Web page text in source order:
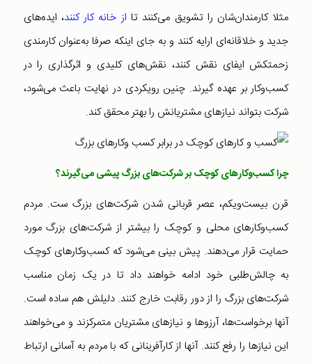
مثلا کارمندان‌شان را تشویق می‌کنند تا از خانه کار کنند، ایده‌های
جدید و خلاقانه‌‌ای ارایه کنند و به جای اینکه صرفا به‌عنوان کارمندی
زحمتکش ایفای نقش کنند، نقش‌های کلیدی و اثرگذاری را در
کسب‌و‌کار بر عهده گیرند. چنین رویکردی در نهایت باعث می‌شود،
شرکت بتواند نیازهای مشتریانش را بهتر محقق کند.
چرا کسب‌وکارهای کوچک بر شرکت‌های بزرگ پیشی می‌گیرند؟
قرن بیست‌و‌یکم‌، عصر قربانی شدن شرکت‌های بزرگ ست. مردم
کسب‌و‌کارهای محلی و کوچک را بیشتر از شرکت‌های بزرگ مورد
حمایت قرار می‌دهند. پیش بینی می‌شود که کسب‌و‌کارهای کوچک
به چالش‌طلبی خود ادامه خواهند داد تا در یک زمان مناسب
شرکت‌های بزرگ را از دور رقابت خارج کنند. دلیلش هم ساده است.
آنها برخواست‌ها، آرزوها و نیازهای مشتریان متمرکزند و می‌خواهند
این نیازها را رفع کنند. آنها از کارآفرینانی که با مردم به آسانی ارتباط